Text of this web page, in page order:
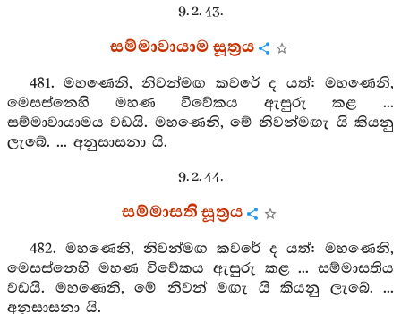
9. 2. 43.
සම්මාවායාම සූත්‍රය
481. මහණෙනි, නිවන්මඟ කවරේ ද යත්: මහණෙනි,
මෙසස්නෙහි මහණ විවේකය ඇසුරු කළ ...
සම්මාවායාමය වඩයි. මහණෙනි, මේ නිවන්මඟැ යි කියනු
ලැබේ. ... අනුසාසනා යි.
9. 2. 44.
සම්මාසති සූත්‍රය
482. මහණෙනි, නිවන්මඟ කවරේ ද යත්: මහණෙනි,
මෙසස්නෙහි මහණ විවේකය ඇසුරු කළ ... සම්මාසතිය
වඩයි. මහණෙනි, මේ නිවන් මඟැ යි කියනු ලැබේ. ...
අනුසාසනා යි.